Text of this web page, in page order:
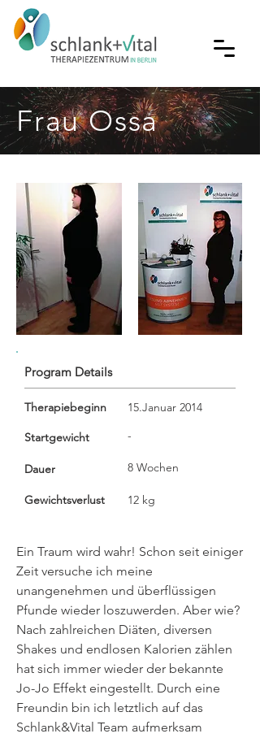
Frau Ossa
Program Details
Therapiebeginn
Startgewicht
Dauer
Gewichtsverlust
15.Januar 2014
-
8 Wochen
12 kg
Ein Traum wird wahr! Schon seit einiger
Zeit versuche ich meine
unangenehmen und überflüssigen
Pfunde wieder loszuwerden. Aber wie?
Nach zahlreichen Diäten, diversen
Shakes und endlosen Kalorien zählen
hat sich immer wieder der bekannte
Jo-Jo Effekt eingestellt. Durch eine
Freundin bin ich letztlich auf das
Schlank&Vital Team aufmerksam